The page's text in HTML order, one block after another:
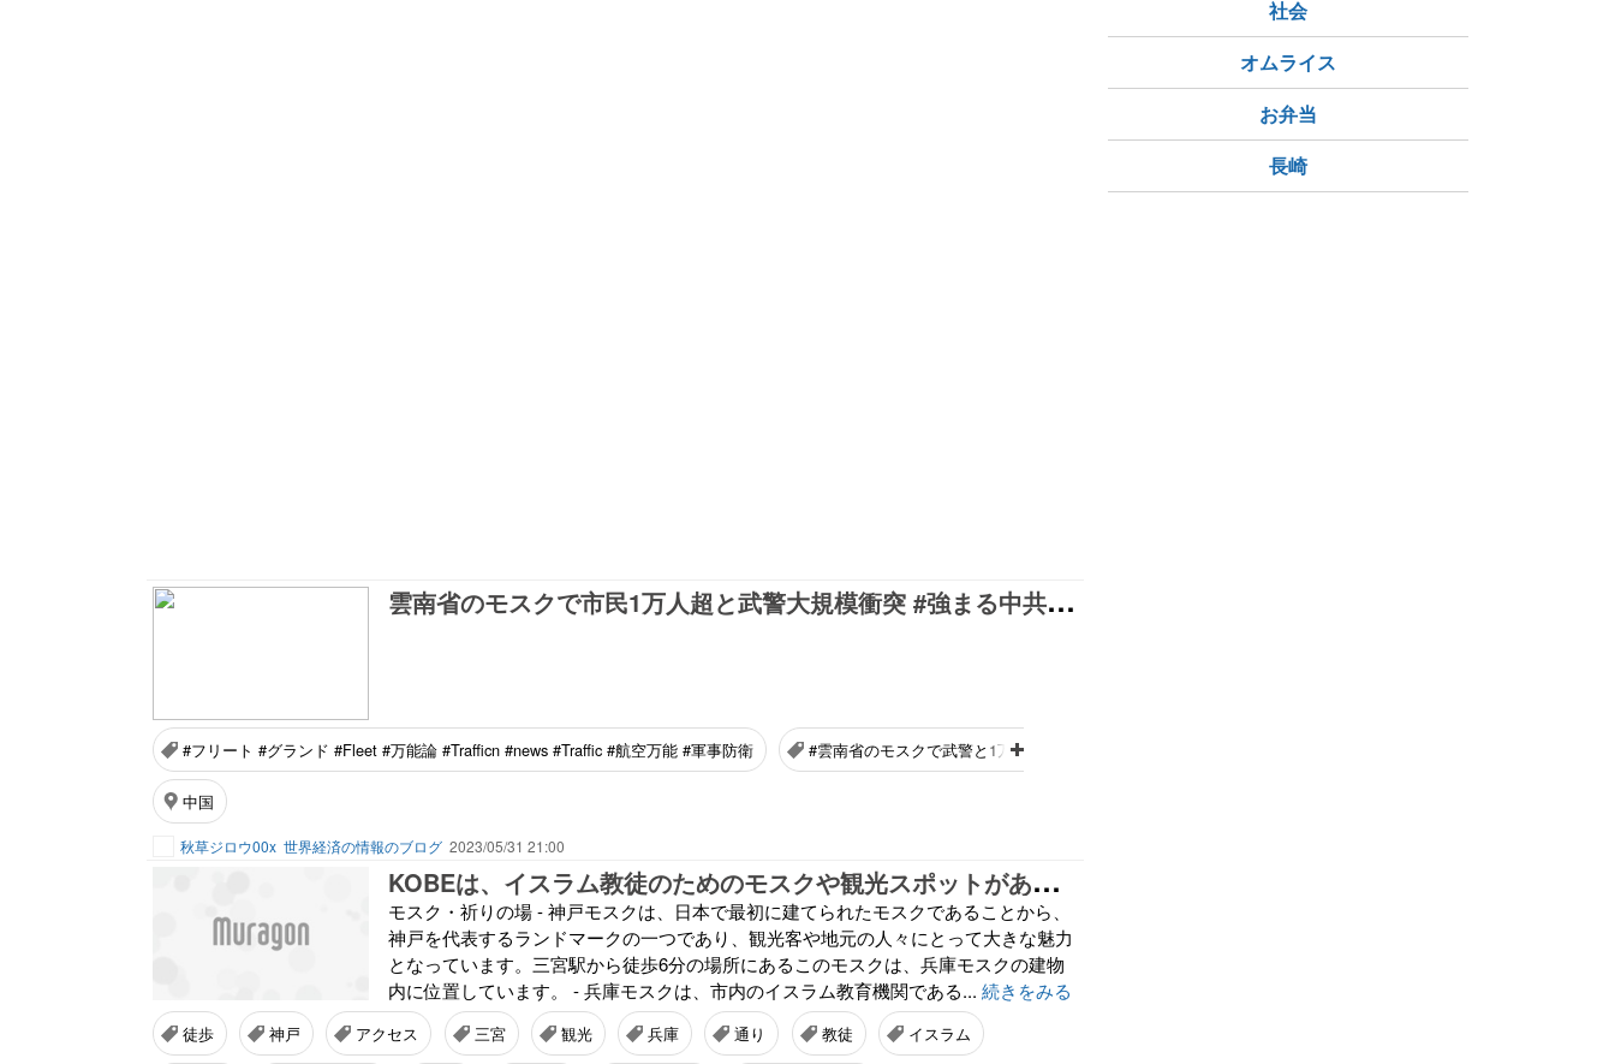
雲
南省のモスクで市民1万人超と武警大規模衝突 #強まる中共とイスラムの軋轢
#フリート #グランド #Fleet #万能論 #Trafficn #news #Traffic #航空万能 #軍事防衛 #雲南省のモスクで武警と1万人市民衝突 #中国のイスラム迫害 #中国の話題 #中国人 #イスラム #玉渓市納家営
中国
秋草ジロウ00x 世界経済の情報のブログ 2023/05/31 21:00
K
OBEは、イスラム教徒のためのモスクや観光スポットがある、イスラム教徒に優しい街です。
モスク・祈りの場 - 神戸モスクは、日本で最初に建てられたモスクであることから、
神戸を代表するランドマークの一つであり、観光客や地元の人々にとって大きな魅力
となっています。三宮駅から徒歩6分の場所にあるこのモスクは、兵庫モスクの建物
内に位置しています。 - 兵庫モスクは、市内のイスラム教育機関である... 続きをみる
徒歩 神戸 アクセス 三宮 観光 兵庫 通り 教徒 イスラム
社会
オムライス
お弁当
長崎